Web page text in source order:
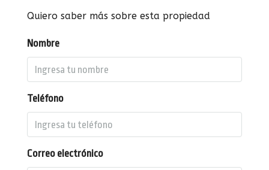
Quiero saber más sobre esta propiedad
Nombre
Teléfono
Correo electrónico